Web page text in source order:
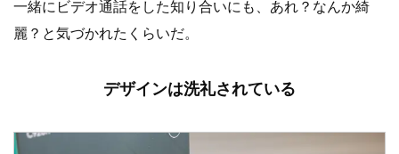
一緒にビデオ通話をした知り合いにも、あれ？なんか綺
麗？と気づかれたくらいだ。
デザインは洗礼されている